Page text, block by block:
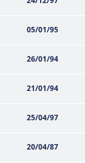
05/01/95
26/01/94
21/01/94
25/04/97
20/04/87